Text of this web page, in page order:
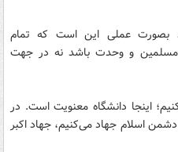
بصورت عملی این است که تمام
مسلمین و وحدت باشد نه در جهت
اینجا دانشگاه معنویت است. در
اسلام جهاد می‌کنیم، جهاد اکبر